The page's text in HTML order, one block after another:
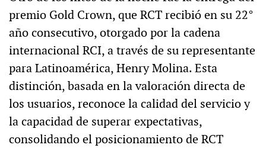
premio Gold Crown, que RCT recibió en su 22°
año consecutivo, otorgado por la cadena
internacional RCI, a través de su representante
para Latinoamérica, Henry Molina. Esta
distinción, basada en la valoración directa de
los usuarios, reconoce la calidad del servicio y
la capacidad de superar expectativas,
consolidando el posicionamiento de RCT